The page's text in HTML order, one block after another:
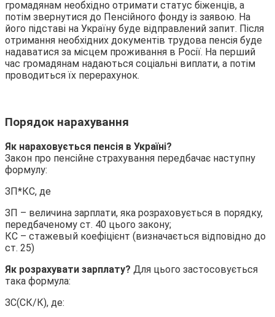
громадянам необхідно отримати статус біженців, а
потім звернутися до Пенсійного фонду із заявою. На
його підставі на Україну буде відправлений запит. Після
отримання необхідних документів трудова пенсія буде
надаватися за місцем проживання в Росії. На перший
час громадянам надаються соціальні виплати, а потім
проводиться їх перерахунок.
Порядок нарахування
Як нараховується пенсія в Україні?
Закон про пенсійне страхування передбачає наступну
формулу:
ЗП*КС, де
ЗП – величина зарплати, яка розраховується в порядку,
передбаченому ст. 40 цього закону;
КС – стажевый коефіцієнт (визначається відповідно до
ст. 25)
Як розрахувати зарплату? Для цього застосовується
така формула:
ЗС(СК/К), де: